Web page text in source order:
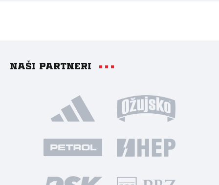
Naši partneri